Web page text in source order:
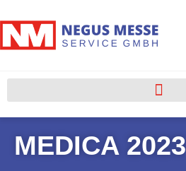
MEDICA 2023